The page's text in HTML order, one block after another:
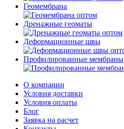
Геомембрана
Дренажные геоматы
Деформационные швы
Профилированные мембраны
О компании
Условия доставки
Условия оплаты
Блог
Заявка на расчет